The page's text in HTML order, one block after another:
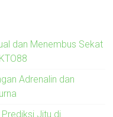
dan Menembus Sekat
Adrenalin dan
Jitu di